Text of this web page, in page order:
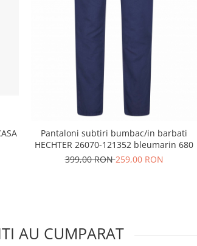
Pantaloni subtiri bumbac/in barbati
HECHTER 26070-121352 bleumarin 680
399,00 RON259,00 RON
AU CUMPARAT